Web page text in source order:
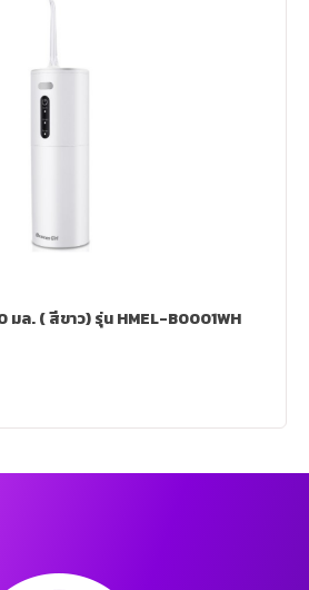
มล. ( สีขาว) รุ่น HMEL-B0001WH